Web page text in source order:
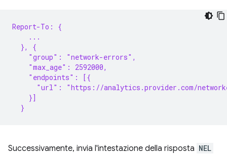
Report-To: {
    ...
  }, {
    "group": "network-errors",
    "max_age": 2592000,
    "endpoints": [{
"url": "https://analytics.provider.com/
    }]
  }
Successivamente, invia l'intestazione della risposta NEL